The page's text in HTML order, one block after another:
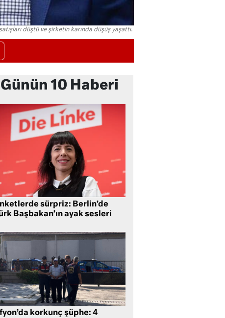
düştü ve şirketin karında düşüş yaşattı.
Günün 10 Haberi
sürpriz: Berlin’de
Başbakan’ın ayak sesleri
korkunç şüphe: 4